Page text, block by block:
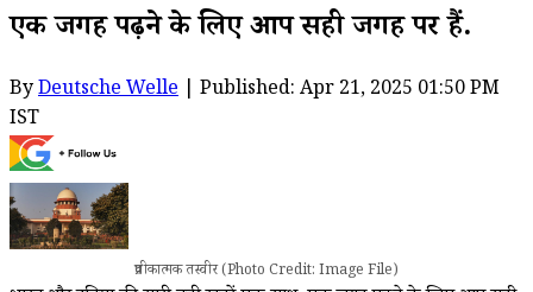
एक जगह पढ़ने के लिए आप सही जगह पर हैं.
ByDeutsche Welle | Published: Apr 21, 2025 01:50 PM
IST
प्रतीकात्मक तस्वीर (Photo Credit: Image File)